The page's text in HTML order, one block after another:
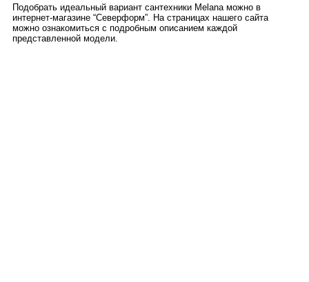
Подобрать идеальный вариант сантехники Melana можно в
интернет-магазине “Северформ”. На страницах нашего сайта
можно ознакомиться с подробным описанием каждой
представленной модели.